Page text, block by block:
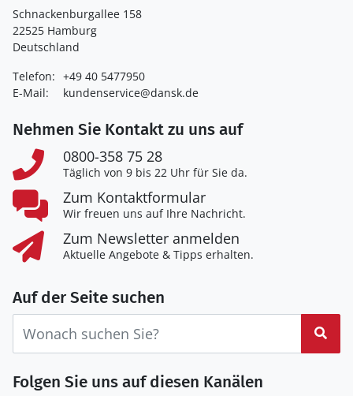
Schnackenburgallee 158
22525 Hamburg
Deutschland
Telefon: +49 40 5477950
E-Mail:
kundenservice@dansk.de
Nehmen Sie Kontakt zu uns auf
0800-358 75 28
Täglich von 9 bis 22 Uhr für Sie da.
Zum Kontaktformular
Wir freuen uns auf Ihre Nachricht.
Zum Newsletter anmelden
Aktuelle Angebote & Tipps erhalten.
Auf der Seite suchen
Folgen Sie uns auf diesen Kanälen